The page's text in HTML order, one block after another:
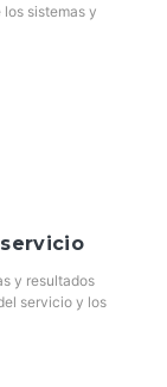
sistemas y
y resultados
servicio y los